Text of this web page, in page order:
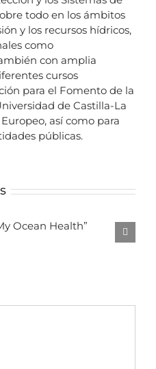
todo en los ámbitos
y los recursos hídricos,
como
con amplia
cursos
para el Fomento de la
de Castilla-La
así como para
públicas.
para descargar